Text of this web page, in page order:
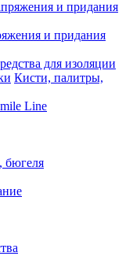
и придания
для изоляции
Кисти, палитры,
Line
бюгеля